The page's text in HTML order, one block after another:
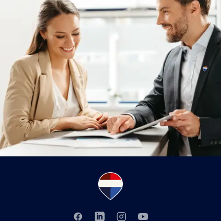
zainteresowaniem kupujących.
FacebookLinkedInInstagramYouTube